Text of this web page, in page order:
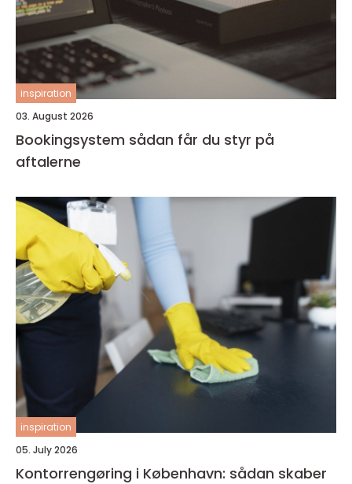
inspiration
03. August 2026
Bookingsystem sådan får du styr på
aftalerne
inspiration
05. July 2026
Kontorrengøring i København: sådan skaber